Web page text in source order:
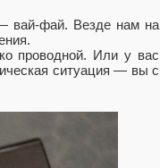
вай-фай. Везде нам на
проводной. Или у вас
ситуация — вы с